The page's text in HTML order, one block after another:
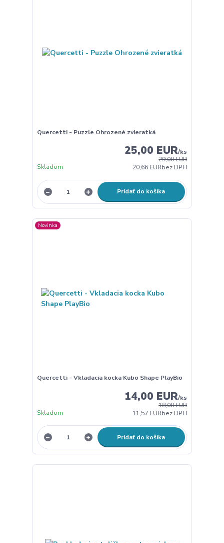
Quercetti - Puzzle Ohrozené zvieratká
29,00 EUR
25,00 EUR/ks
20,66 EURbez DPH
Skladom
Pridať do košíka
Novinka
Quercetti - Vkladacia kocka Kubo Shape PlayBio
18,00 EUR
14,00 EUR/ks
11,57 EURbez DPH
Skladom
Pridať do košíka